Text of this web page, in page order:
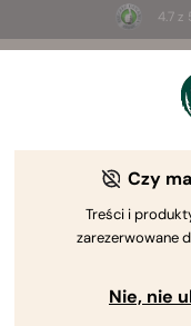
4.7 z
na
Luke Sumpter
Poradnik
tydzień po
Zastanawiasz się
Zapoznaj się z
Czy
Treści i
zarezerwowane
Nie, nie